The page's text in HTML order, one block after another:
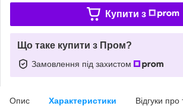
Купити з
Що таке купити з Пром?
Замовлення під захистом
Опис Характеристики Відгуки про